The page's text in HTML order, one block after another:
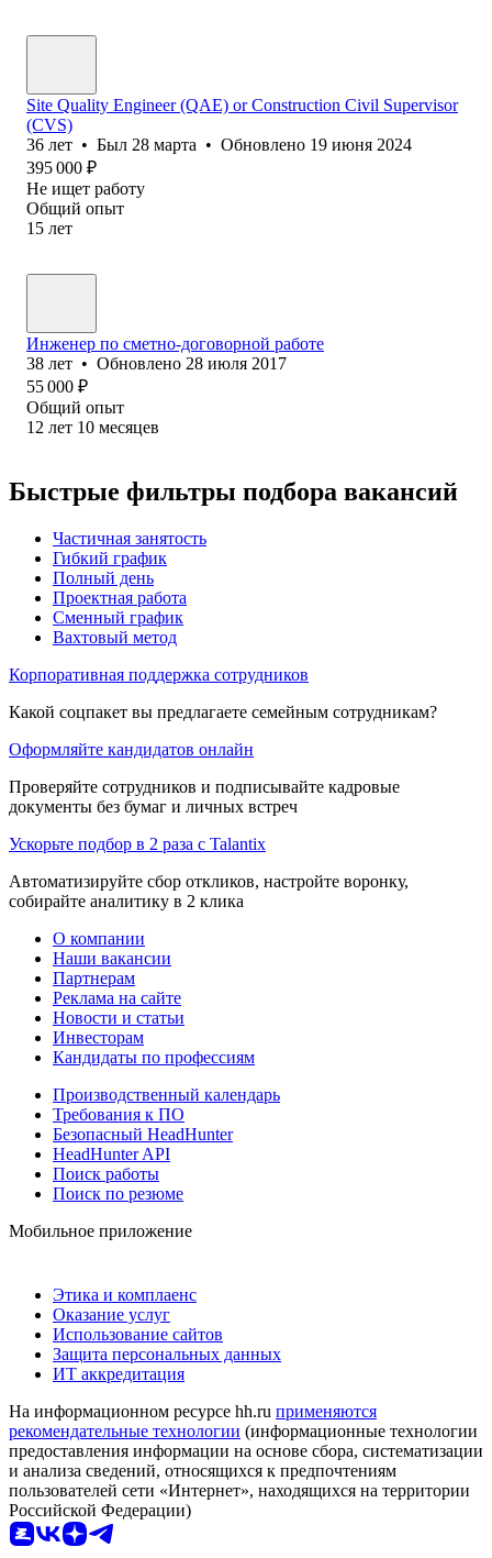
Site Quality Engineer (QAE) or Construction Civil Supervisor
(CVS)
36 лет • Был 28 марта • Обновлено 19 июня 2024
395 000 ₽
Не ищет работу
Общий опыт
15 лет
Инженер по сметно-договорной работе
38 лет • Обновлено 28 июля 2017
55 000 ₽
Общий опыт
12 лет 10 месяцев
Быстрые фильтры подбора вакансий
Частичная занятость
Гибкий график
Полный день
Проектная работа
Сменный график
Вахтовый метод
Корпоративная поддержка сотрудников
Какой соцпакет вы предлагаете семейным сотрудникам?
Оформляйте кандидатов онлайн
Проверяйте сотрудников и подписывайте кадровые
документы без бумаг и личных встреч
Ускорьте подбор в 2 раза с Talantix
Автоматизируйте сбор откликов, настройте воронку,
собирайте аналитику в 2 клика
О компании
Наши вакансии
Партнерам
Реклама на сайте
Новости и статьи
Инвесторам
Кандидаты по профессиям
Производственный календарь
Требования к ПО
Безопасный HeadHunter
HeadHunter API
Поиск работы
Поиск по резюме
Мобильное приложение
Этика и комплаенс
Оказание услуг
Использование сайтов
Защита персональных данных
ИТ аккредитация
На информационном ресурсе hh.ru применяются
рекомендательные технологии (информационные технологии
предоставления информации на основе сбора, систематизации
и анализа сведений, относящихся к предпочтениям
пользователей сети «Интернет», находящихся на территории
Российской Федерации)